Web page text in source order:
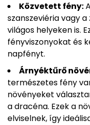
Közvetett fény:
szanszeviéria vagy
világos helyeken is.
fényviszonyokat és
napfényt.
Árnyéktűrő
természetes fény
növényeket
a dracéna. Ezek a
elviselnek, így